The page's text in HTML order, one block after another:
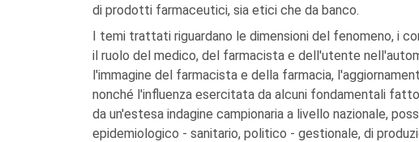
di prodotti farmaceutici, sia etici che da banco.
I temi trattati riguardano le dimensioni del fenomeno, i
il ruolo del medico, del farmacista e dell'utente
l'immagine del farmacista e della farmacia,
nonché l'influenza esercitata da alcuni fondamentali
da un'estesa indagine campionaria a livello nazionale,
epidemiologico - sanitario, politico - gestionale, di